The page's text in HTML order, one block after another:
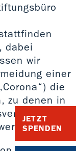
JETZT
SPENDEN
dabei
wir
einer
die
zu denen in
gehört,